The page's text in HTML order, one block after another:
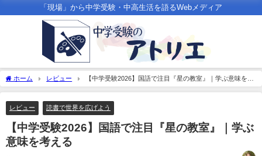
「現場」から中学受験・中高生活を語るWebメディア
ホーム レビュー
【中学受験2026】国語で注目『星の教室』｜学ぶ意味を考
える
レビュー 読書で世界を広げよう
【中学受験2026】国語で注目『星の教室』｜学ぶ
意味を考える